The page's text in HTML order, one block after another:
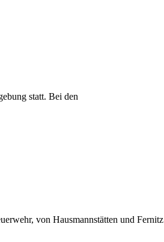
statt. Bei den
von Hausmannstätten und Fernitz